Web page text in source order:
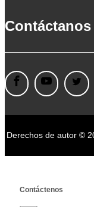
Contáctanos
Derechos de autor ©
Contáctenos